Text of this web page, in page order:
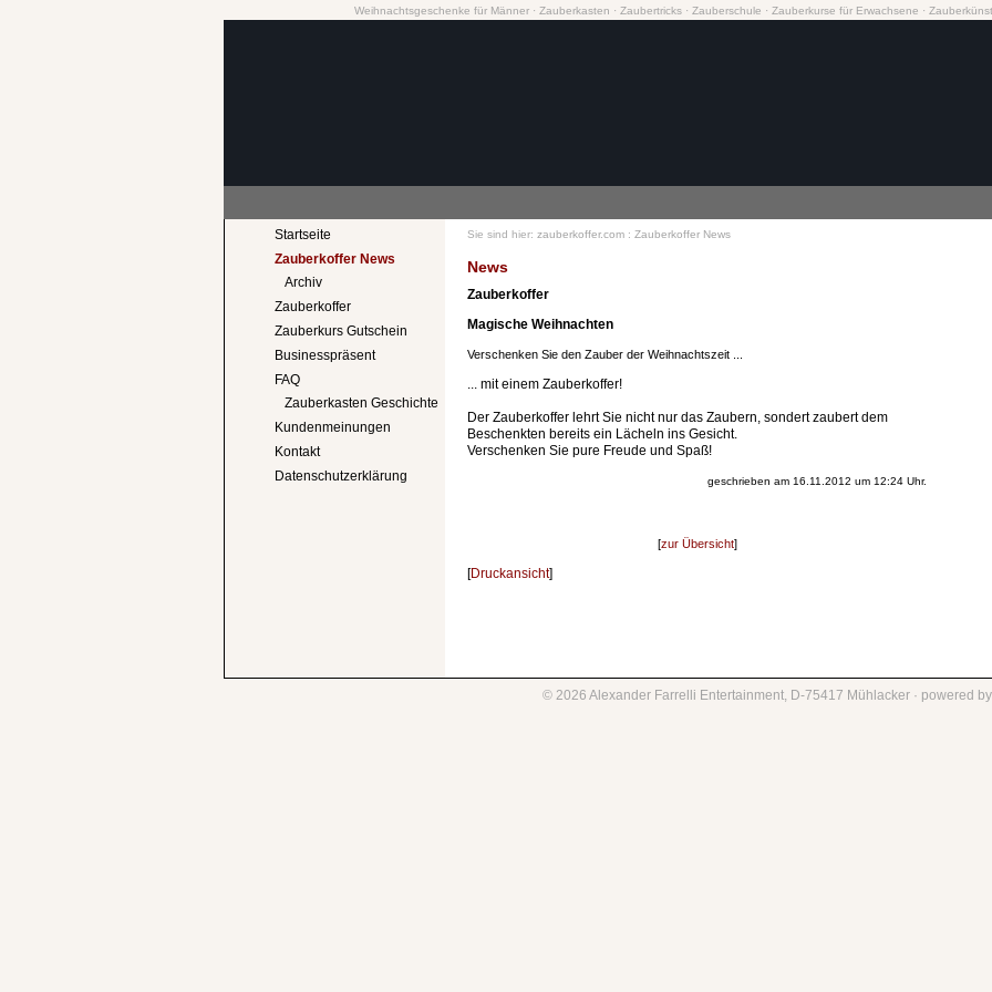
Weihnachtsgeschenke für Männer · Zauberkasten · Zaubertricks · Zauberschule · Zauberkurse für Erwachsene ·
Startseite
Zauberkoffer News
Archiv
Zauberkoffer
Zauberkurs Gutschein
Businesspräsent
FAQ
Zauberkasten Geschichte
Kundenmeinungen
Kontakt
Datenschutzerklärung
Sie sind hier: zauberkoffer.com : Zauberkoffer News
News
Zauberkoffer
Magische Weihnachten
Verschenken Sie den Zauber der Weihnachtszeit ...
... mit einem Zauberkoffer!
Der Zauberkoffer lehrt Sie nicht nur das Zaubern, sondert zaubert dem
Beschenkten bereits ein Lächeln ins Gesicht.
Verschenken Sie pure Freude und Spaß!
geschrieben am 16.11.2012 um 12:24 Uhr.
[zur Übersicht]
[Druckansicht]
© 2026 Alexander Farrelli Entertainment, D-75417 Mühlacker · powered